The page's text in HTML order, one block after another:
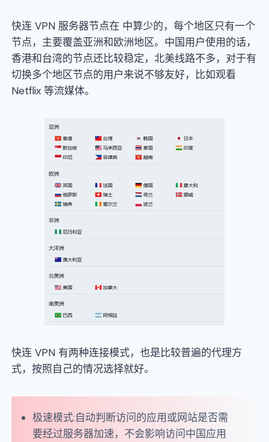
快连 VPN 服务器节点在 中算少的，每个地区只有一个
节点，主要覆盖亚洲和欧洲地区。中国用户使用的话，
香港和台湾的节点还比较稳定，北美线路不多，对于有
切换多个地区节点的用户来说不够友好，比如观看
Netflix 等流媒体。
快连 VPN 有两种连接模式，也是比较普遍的代理方
式，按照自己的情况选择就好。
极速模式:自动判断访问的应用或网站是否需
要经过服务器加速，不会影响访问中国应用